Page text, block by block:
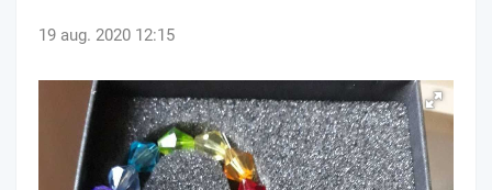
19 aug. 2020 12:15